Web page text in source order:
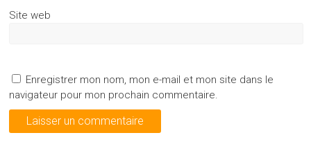
Site web
Enregistrer mon nom, mon e-mail et mon site dans le
navigateur pour mon prochain commentaire.